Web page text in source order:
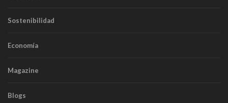
Sostenibilidad
Economía
Magazine
Blogs